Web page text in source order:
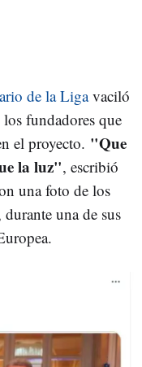
de la Ligavaciló
fundadores que
el proyecto. "Que
la luz", escribió
una foto de los
una de sus